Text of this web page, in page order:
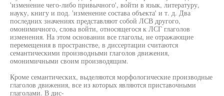
'изменение чего-либо привычного', войти в язык, литературу,
науку, книгу и под. 'изменение состава объекта' и т. д. Два
последних значениях представляют собой ЛСВ другого,
омонимичного, слова войти, относящегося к ЛСГ глаголов
изменения. На этом основании все глаголы, не отражающие
перемещения в пространстве, в диссертации считаются
семантическими производными глаголов движения,
омонимичными своим производящим.
Кроме семантических, выделяются морфологические производные
глаголов движения, все из которых являются приставочными
глаголами. В дис-